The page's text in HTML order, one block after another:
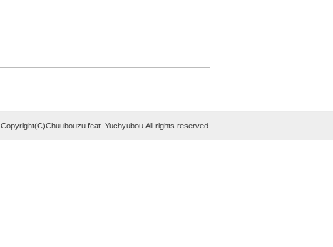
Copyright(C)Chuubouzu feat. Yuchyubou.All rights reserved.